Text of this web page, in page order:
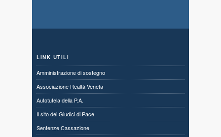
LINK UTILI
Amministrazione di sostegno
Associazione Realtà Veneta
Autotutela della P.A.
Il sito dei Giudici di Pace
Sentenze Cassazione